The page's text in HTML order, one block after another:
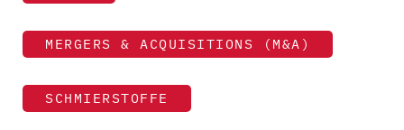
MERGERS & ACQUISITIONS (M&A)
SCHMIERSTOFFE